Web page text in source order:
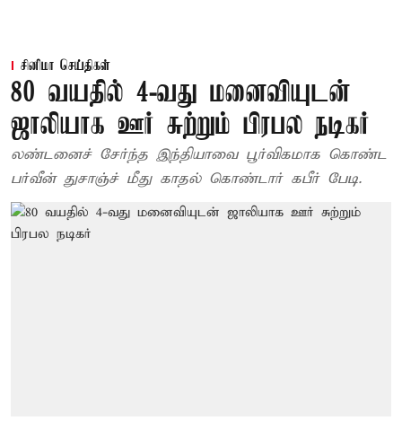
சினிமா செய்திகள்
80 வயதில் 4-வது மனைவியுடன்
ஜாலியாக ஊர் சுற்றும் பிரபல நடிகர்
லண்டனைச் சேர்ந்த இந்தியாவை பூர்விகமாக கொண்ட
பர்வீன் துசாஞ்ச் மீது காதல் கொண்டார் கபீர் பேடி.